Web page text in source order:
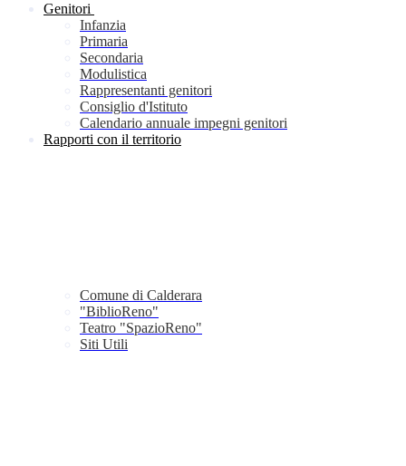
Genitori
Infanzia
Primaria
Secondaria
Modulistica
Rappresentanti genitori
Consiglio d'Istituto
Calendario annuale impegni genitori
Rapporti con il territorio
Comune di Calderara
"BiblioReno"
Teatro "SpazioReno"
Siti Utili